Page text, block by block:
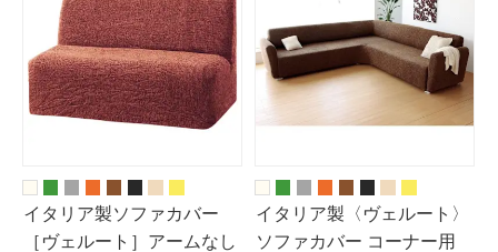
イタリア製ソファカバー
［ヴェルート］アームなし
イタリア製〈ヴェルート〉
ソファカバー コーナー用